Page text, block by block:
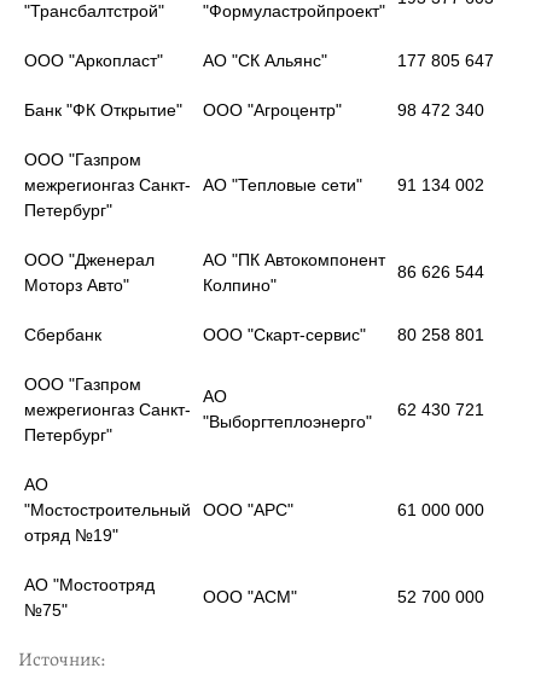
"Трансбалтстрой"
"Формуластройпроект"
ООО "Аркопласт" АО "СК Альянс" 177 805 647
Банк "ФК Открытие" ООО "Агроцентр" 98 472 340
ООО "Газпром
межрегионгаз Санкт-
Петербург"
АО "Тепловые сети" 91 134 002
ООО "Дженерал
Моторз Авто"
АО "ПК Автокомпонент
Колпино"
86 626 544
Сбербанк ООО "Скарт-сервис" 80 258 801
ООО "Газпром
межрегионгаз Санкт-
Петербург"
АО
"Выборгтеплоэнерго"
62 430 721
АО
"Мостостроительный
отряд №19"
ООО "АРС" 61 000 000
АО "Мостоотряд
№75"
ООО "АСМ" 52 700 000
Источник: